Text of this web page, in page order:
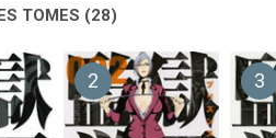
TOMES (28)
2 3